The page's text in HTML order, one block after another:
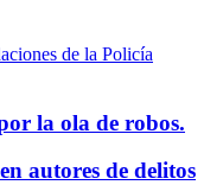
la ola de robos.
autores de delitos